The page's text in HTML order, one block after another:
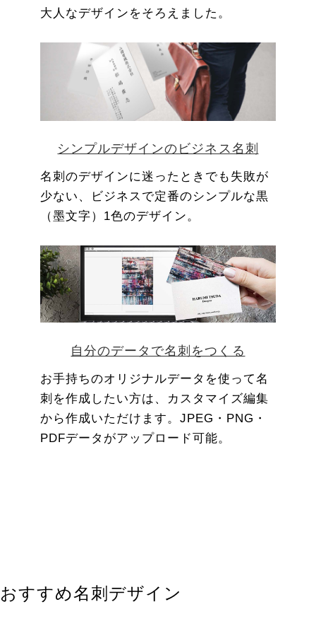
大人なデザインをそろえました。
シンプルデザインのビジネス名刺
名刺のデザインに迷ったときでも失敗が
少ない、ビジネスで定番のシンプルな黒
（墨文字）1色のデザイン。
自分のデータで名刺をつくる
お手持ちのオリジナルデータを使って名
刺を作成したい方は、カスタマイズ編集
から作成いただけます。JPEG・PNG・
PDFデータがアップロード可能。
おすすめ名刺デザイン